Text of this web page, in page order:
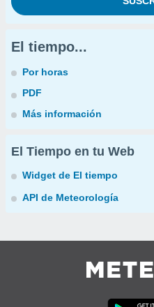
El tiempo...
Por horas
PDF
Más información
El Tiempo en tu Web
Widget de El tiempo
API de Meteorología